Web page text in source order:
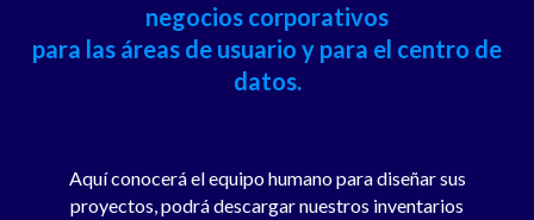
negocios corporativos
para las áreas de usuario y para el centro de
datos.
Aquí conocerá el equipo humano para diseñar sus
proyectos, podrá descargar nuestros inventarios